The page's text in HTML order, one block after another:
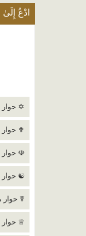
ادْعُ
✡ حوار
✟ حوار
☫ حوار
☯ حوار
☤ حوار
♕ حوار